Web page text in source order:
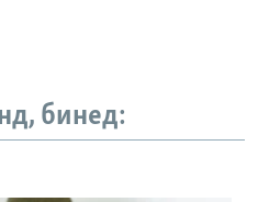
бинед: